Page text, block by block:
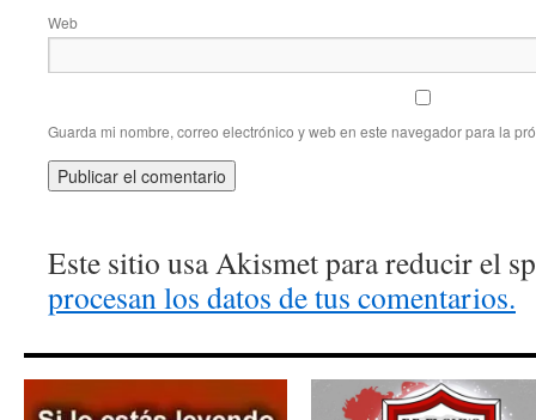
Web
Guarda mi nombre, correo electrónico y web en este navegador para la
Este sitio usa Akismet para reducir el
procesan los datos de tus comentarios.